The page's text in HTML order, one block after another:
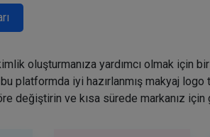
oluşturmanıza yardımcı olmak için
platformda iyi hazırlanmış makyaj
değiştirin ve kısa sürede markanız için